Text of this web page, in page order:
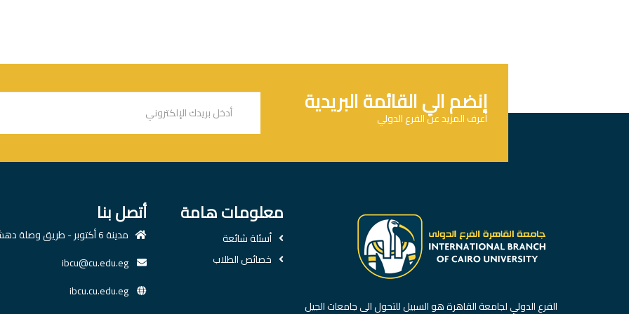
إنضم الي القائمة البريدية
أعرف المزيد عن الفرع الدولي
الفرع الدولي لجامعة القاهرة هو السبيل للتحول الى جامعات الجيل
معلومات هامة
أسئلة شائعة
خصائص الطلاب
أتصل بنا
مدينة 6 أكتوبر - طريق وصلة دهشور
ibcu@cu.edu.eg
ibcu.cu.edu.eg